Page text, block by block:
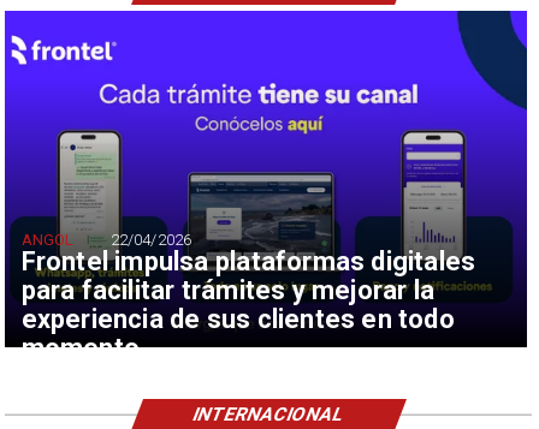
Frontel impulsa plataformas digitales
para facilitar trámites y mejorar la
experiencia de sus clientes en todo
momento
ANGOL 22/04/2026
INTERNACIONAL